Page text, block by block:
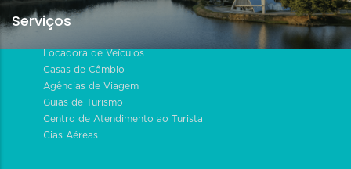
Serviços
Locadora de Veículos
Casas de Câmbio
Agências de Viagem
Guias de Turismo
Centro de Atendimento ao Turista
Cias Aéreas